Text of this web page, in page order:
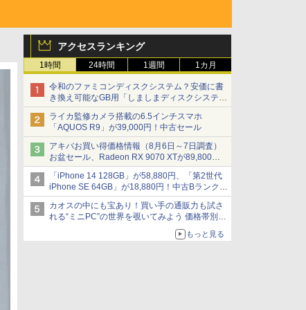
アクセスランキング
1時間 24時間 1週間 1カ月
令和のファミコンディスクシステム？安価に書
き換え可能なGB用「しましまディスクシステ
ム」
ライカ監修カメラ搭載の6.5インチスマホ
「AQUOS R9」が39,000円！中古セール
アキバお買い得価格情報（8月6日～7日調査）
お盆セール、Radeon RX 9070 XTが89,800
円、水平周波数24.8kHz対応の17型モニターが
9,801円、暑さ指数連動セール ほか
「iPhone 14 128GB」が58,880円、「第2世代
iPhone SE 64GB」が18,880円！中古Bランク品
セール
カオスの中にも宝あり！買い手の通販力も試さ
れる“ミニPC”の世界を覗いてみよう 価格帯別に
仕様や特徴を整理、11製品をピックアップ text
もっと見る